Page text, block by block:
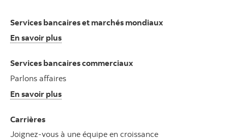
Services bancaires et marchés mondiaux
En savoir plus
Services bancaires commerciaux
Parlons affaires
En savoir plus
Carrières
Joignez-vous à une équipe en croissance